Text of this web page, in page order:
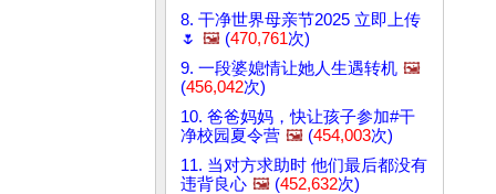
8. 干净世界母亲节2025 立即上传
🌷 🖼️ (470,761次)
9. 一段婆媳情让她人生遇转机 🖼️
(456,042次)
10. 爸爸妈妈，快让孩子参加#干
净校园夏令营 🖼️ (454,003次)
11. 当对方求助时 他们最后都没有
违背良心 🖼️ (452,632次)